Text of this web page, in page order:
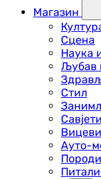
Магазин
Сцена
Наука
Љубав
Стил
Савјети
Вицеви
Ауто-